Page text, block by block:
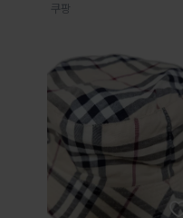
이 26년 신상품 베이직 골프
쿠팡